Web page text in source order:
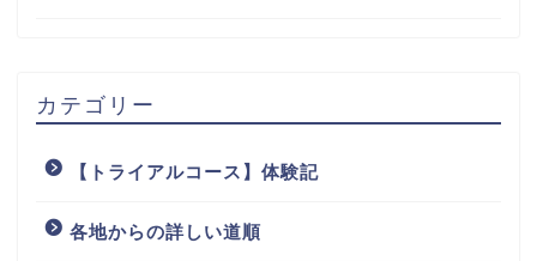
カテゴリー
【トライアルコース】体験記
各地からの詳しい道順